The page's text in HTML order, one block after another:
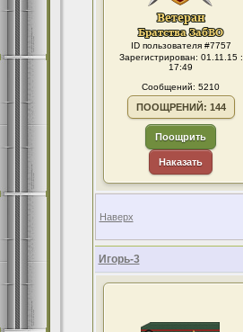
ID пользователя #7757
Зарегистрирован: 01.11.15 :
17:49
Сообщений: 5210
ПООЩРЕНИЙ: 144
Поощрить
Наказать
Наверх
Игорь-3